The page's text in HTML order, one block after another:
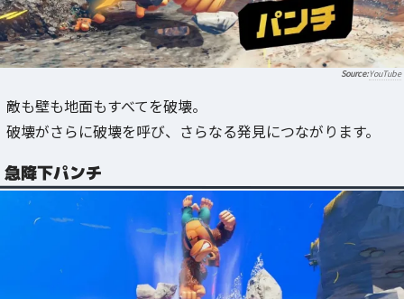
YouTube
敵も壁も地面もすべてを破壊。
破壊がさらに破壊を呼び、さらなる発見につながります。
急降下パンチ